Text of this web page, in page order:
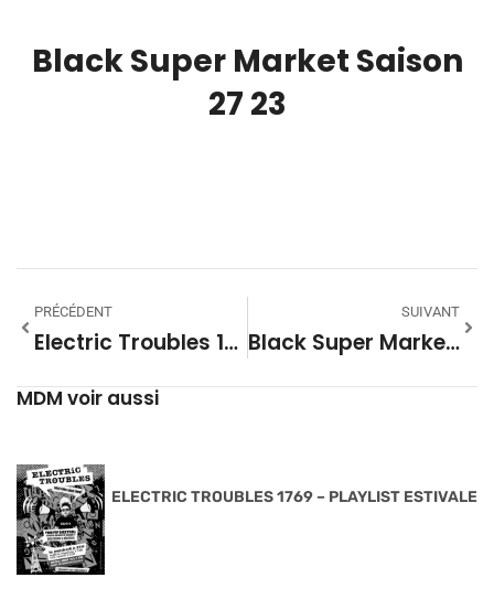
Black Super Market Saison
27 23
PRÉCÉDENT
Electric Troubles 1622 – TH DA FREAK
SUIVANT
Black Super Market Saison 27 22
MDM voir aussi
ELECTRIC TROUBLES 1769 – PLAYLIST ESTIVALE